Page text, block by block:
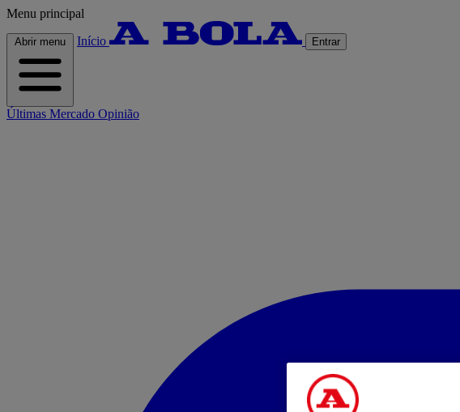
Menu principal
Abrir menu Início Entrar
Últimas Mercado Opinião